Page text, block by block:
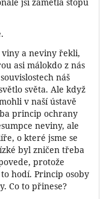
jsi zametla stopu
viny a neviny řekli,
asi málokdo z nás
náš
světa. Ale když
v naší ústavě
princip ochrany
neviny, ale
o které jsme se
byl zničen třeba
protože
hodí. Princip osoby
Co to přinese?